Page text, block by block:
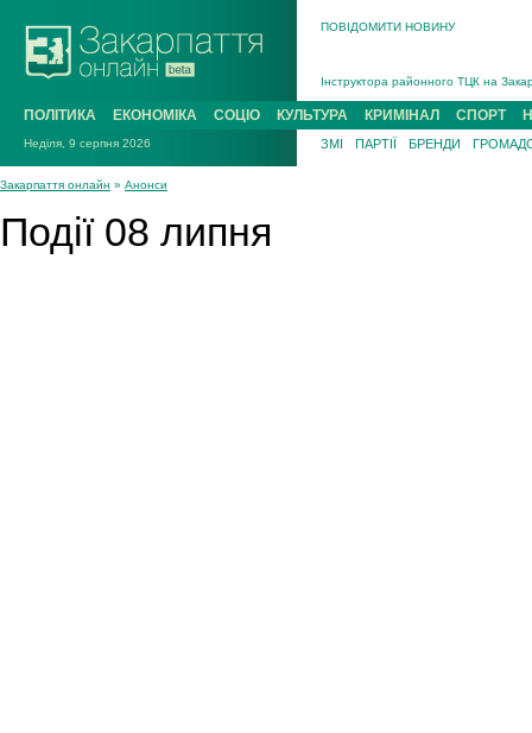
ПОВІДОМИТИ НОВИНУ
Інструктора районного ТЦК на
В Ужгороді попрощаються із
В Ужгороді 5 серпня
Підтвердили загибель захисника
ПОЛІТИКА ЕКОНОМІКА СОЦІО КУЛЬТУРА КРИМІНАЛ СПОРТ
Неділя, 9 серпня 2026 ЗМІ ПАРТІЇ БРЕНДИ
Закарпаття онлайн » Анонси
Події 08 липня